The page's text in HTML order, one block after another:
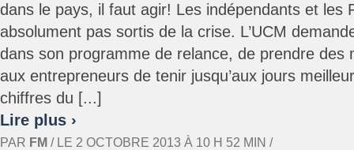
dans le pays, il faut agir! Les indépendants et les
absolument pas sortis de la crise. L’UCM
dans son programme de relance, de prendre des
aux entrepreneurs de tenir jusqu’aux jours
chiffres du [...]
Lire plus ›
PAR FM / LE 2 OCTOBRE 2013 À 10 H 52 MIN /